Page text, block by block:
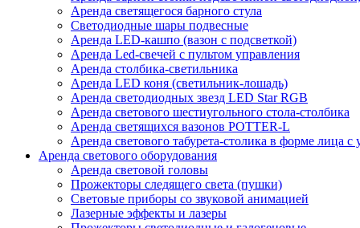
Аренда светящегося барного стула
Светодиодные шары подвесные
Аренда LED-кашпо (вазон с подсветкой)
Аренда Led-свечей с пультом управления
Аренда столбика-светильника
Аренда LED коня (светильник-лошадь)
Аренда светодиодных звезд LED Star RGB
Аренда светового шестиугольного стола-столбика
Аренда светящихся вазонов POTTER-L
Аренда светового табурета-столика в форме лица с
Аренда светового оборудования
Аренда световой головы
Прожекторы следящего света (пушки)
Световые приборы со звуковой анимацией
Лазерные эффекты и лазеры